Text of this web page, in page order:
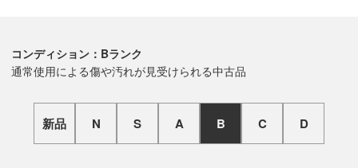
コンディション：Bランク
通常使用による傷や汚れが見受けられる中古品
新品 N S A B C D